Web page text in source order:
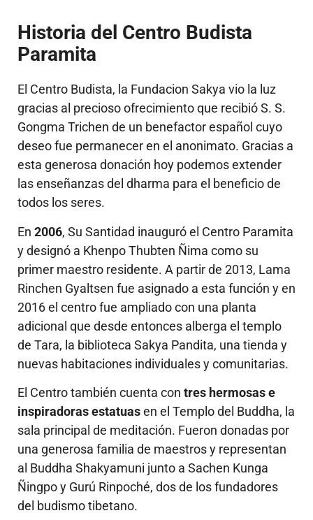
Historia del Centro Budista
Paramita
El Centro Budista, la Fundacion Sakya vio la luz
gracias al precioso ofrecimiento que recibió S. S.
Gongma Trichen de un benefactor español cuyo
deseo fue permanecer en el anonimato. Gracias a
esta generosa donación hoy podemos extender
las enseñanzas del dharma para el beneficio de
todos los seres.
En 2006, Su Santidad inauguró el Centro Paramita
y designó a Khenpo Thubten Ñima como su
primer maestro residente. A partir de 2013, Lama
Rinchen Gyaltsen fue asignado a esta función y en
2016 el centro fue ampliado con una planta
adicional que desde entonces alberga el templo
de Tara, la biblioteca Sakya Pandita, una tienda y
nuevas habitaciones individuales y comunitarias.
El Centro también cuenta con tres hermosas e
inspiradoras estatuasen el Templo del Buddha, la
sala principal de meditación. Fueron donadas por
una generosa familia de maestros y representan
al Buddha Shakyamuni junto a Sachen Kunga
Ñingpo y Gurú Rinpoché, dos de los fundadores
del budismo tibetano.